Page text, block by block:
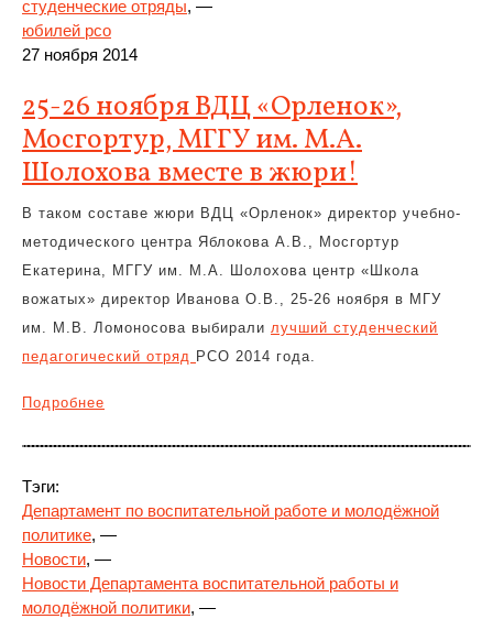
студенческие отряды, —
юбилей рсо
27 ноября 2014
25-26 ноября ВДЦ «Орленок»,
Мосгортур, МГГУ им. М.А.
Шолохова вместе в жюри!
В таком составе жюри ВДЦ «Орленок» директор учебно-
методического центра Яблокова А.В., Мосгортур
Екатерина, МГГУ им. М.А. Шолохова центр «Школа
вожатых» директор Иванова О.В., 25-26 ноября в МГУ
им. М.В. Ломоносова выбирали лучший студенческий
педагогический отряд РСО 2014 года.
Подробнее
Тэги:
Департамент по воспитательной работе и молодёжной
политике, —
Новости, —
Новости Департамента воспитательной работы и
молодёжной политики, —